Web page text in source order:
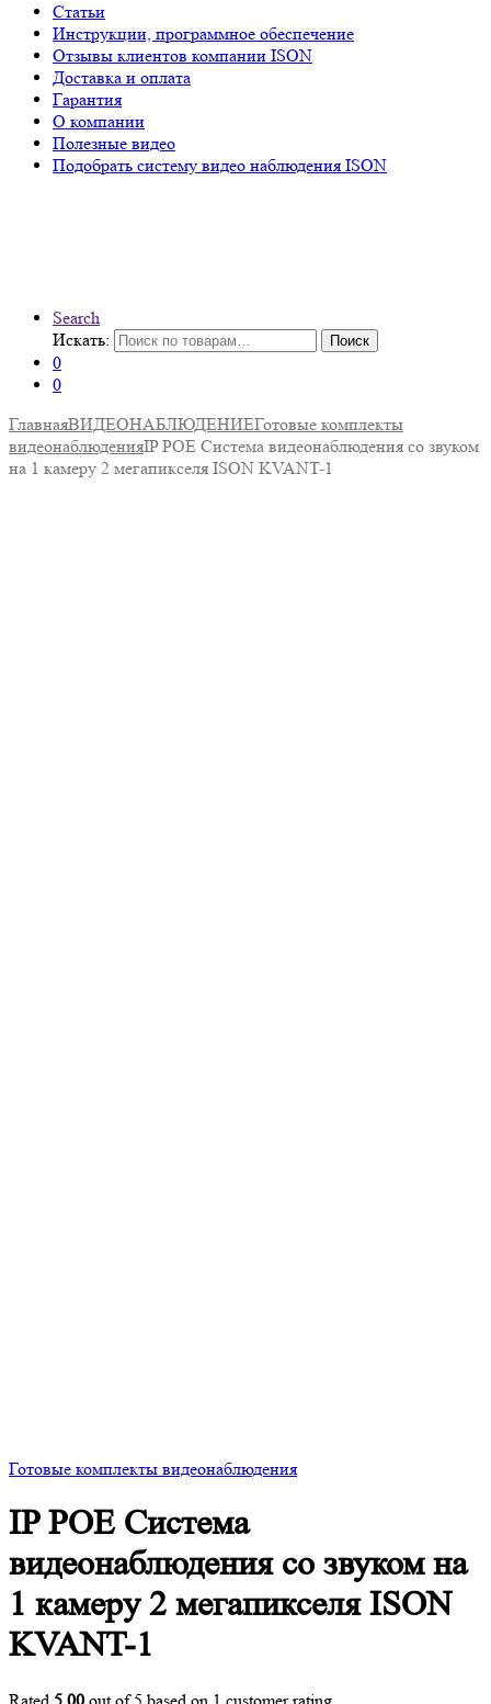
Статьи
Инструкции, программное обеспечение
Отзывы клиентов компании ISON
Доставка и оплата
Гарантия
О компании
Полезные видео
Подобрать систему видео наблюдения ISON
Search
Искать:
Поиск
0
0
ГлавнаяВИДЕОНАБЛЮДЕНИЕГотовые комплекты
видеонаблюденияIP POE Система видеонаблюдения со звуком
на 1 камеру 2 мегапикселя ISON KVANT-1
Готовые комплекты видеонаблюдения
IP POE Система
видеонаблюдения со звуком на
1 камеру 2 мегапикселя ISON
KVANT-1